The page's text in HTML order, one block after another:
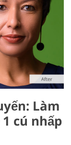
Làm
cú nhấp